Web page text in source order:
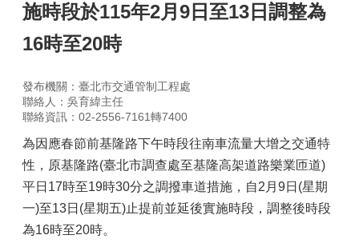
施時段於115年2月9日至13日調整為
16時至20時
發布機關：臺北市交通管制工程處
聯絡人：吳育緯主任
聯絡資訊：02-2556-7161轉7400
為因應春節前基隆路下午時段往南車流量大增之交通特
性，原基隆路(臺北市調查處至基隆高架道路樂業匝道)
平日17時至19時30分之調撥車道措施，自2月9日(星期
一)至13日(星期五)止提前並延後實施時段，調整後時段
為16時至20時。